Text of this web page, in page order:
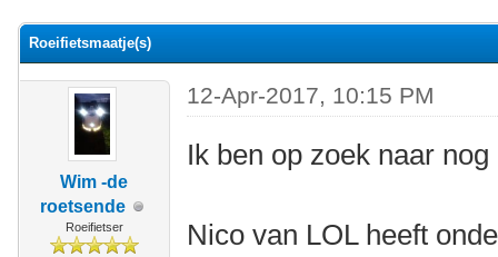
Roeifietsmaatje(s)
Wim -de
roetsende
Roeifietser
12-Apr-2017, 10:15 PM
Ik ben op zoek naar
Nico van LOL heeft